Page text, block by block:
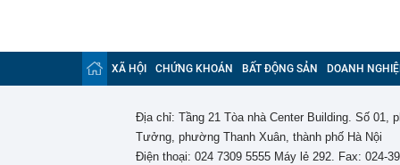
XÃ HỘI CHỨNG KHOÁN BẤT ĐỘNG SẢN DOANH
Địa chỉ: Tầng 21 Tòa nhà Center Building. Số 01,
Tưởng, phường Thanh Xuân, thành phố Hà Nội
Điện thoại: 024 7309 5555 Máy lẻ 292. Fax: 024-